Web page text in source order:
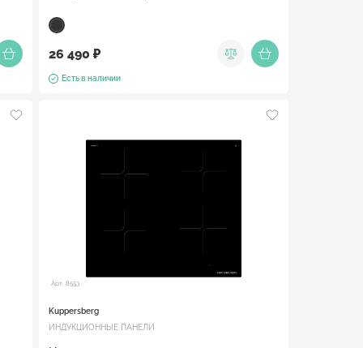
26 490 ₽
Есть в наличии
Арт. 8553
Kuppersberg
ИНДУКЦИОННЫЕ ПАНЕЛИ